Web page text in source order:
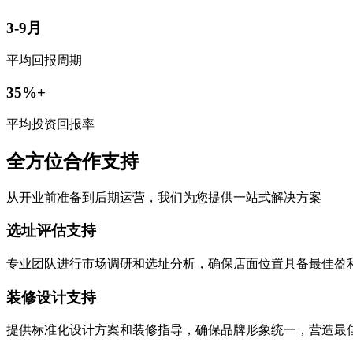
3-9月
平均回报周期
35%+
平均投资回报率
全方位合作支持
从开业前准备到后期运营，我们为您提供一站式解决方案
选址评估支持
专业团队进行市场调研和选址分析，确保店面位置具备最佳盈
装修设计支持
提供标准化设计方案和装修指导，确保品牌形象统一，营造最